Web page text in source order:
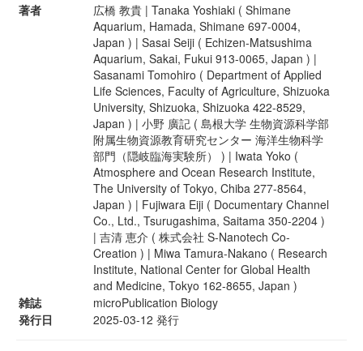
著者
広橋 教貴 | Tanaka Yoshiaki ( Shimane
Aquarium, Hamada, Shimane 697-0004,
Japan ) | Sasai Seiji ( Echizen-Matsushima
Aquarium, Sakai, Fukui 913-0065, Japan ) |
Sasanami Tomohiro ( Department of Applied
Life Sciences, Faculty of Agriculture, Shizuoka
University, Shizuoka, Shizuoka 422-8529,
Japan ) | 小野 廣記 ( 島根大学 生物資源科学部
附属生物資源教育研究センター 海洋生物科学
部門（隠岐臨海実験所） ) | Iwata Yoko (
Atmosphere and Ocean Research Institute,
The University of Tokyo, Chiba 277-8564,
Japan ) | Fujiwara Eiji ( Documentary Channel
Co., Ltd., Tsurugashima, Saitama 350-2204 )
| 吉清 恵介 ( 株式会社 S-Nanotech Co-
Creation ) | Miwa Tamura-Nakano ( Research
Institute, National Center for Global Health
and Medicine, Tokyo 162-8655, Japan )
雑誌
microPublication Biology
発行日
2025-03-12 発行